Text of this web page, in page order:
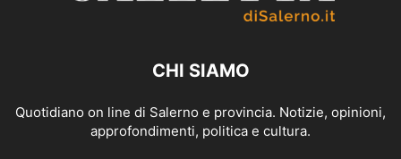
CHI SIAMO
Quotidiano on line di Salerno e provincia. Notizie, opinioni,
approfondimenti, politica e cultura.